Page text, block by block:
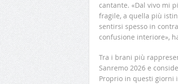
cantante. «Dal vivo mi
fragile, a quella più
sentirsi spesso in
confusione interiore»,
Tra i brani più
Sanremo 2026 e
Proprio in questi giorni